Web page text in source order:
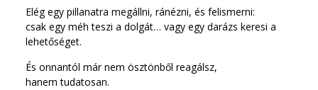
Elég egy pillanatra megállni, ránézni, és felismerni:
csak egy méh teszi a dolgát… vagy egy darázs keresi a
lehetőséget.
És onnantól már nem ösztönből reagálsz,
hanem tudatosan.